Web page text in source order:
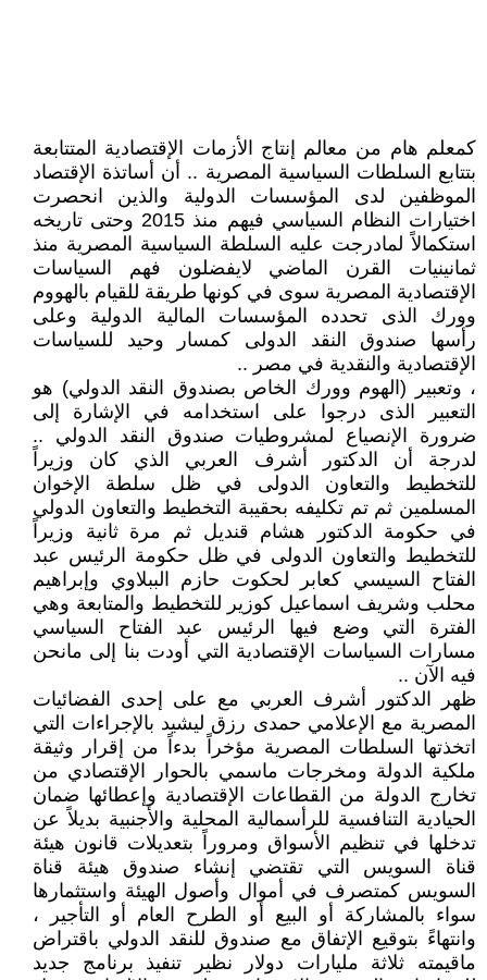
كمعلم هام من معالم إنتاج الأزمات الإقتصادية المتتابعة
بتتابع السلطات السياسية المصرية .. أن أساتذة الإقتصاد
الموظفين لدى المؤسسات الدولية والذين انحصرت
اختيارات النظام السياسي فيهم منذ 2015 وحتى تاريخه
استكمالاً لمادرجت عليه السلطة السياسية المصرية منذ
ثمانينيات القرن الماضي لايفضلون فهم السياسات
الإقتصادية المصرية سوى في كونها طريقة للقيام بالهووم
وورك الذى تحدده المؤسسات المالية الدولية وعلى
رأسها صندوق النقد الدولى كمسار وحيد للسياسات
الإقتصادية والنقدية في مصر ..
، وتعبير (الهوم وورك الخاص بصندوق النقد الدولي) هو
التعبير الذى درجوا على استخدامه في الإشارة إلى
ضرورة الإنصياع لمشروطيات صندوق النقد الدولي ..
لدرجة أن الدكتور أشرف العربي الذي كان وزيراً
للتخطيط والتعاون الدولى في ظل سلطة الإخوان
المسلمين ثم تم تكليفه بحقيبة التخطيط والتعاون الدولي
في حكومة الدكتور هشام قنديل ثم مرة ثانية وزيراً
للتخطيط والتعاون الدولى في ظل حكومة الرئيس عبد
الفتاح السيسي كعابر لحكوت حازم الببلاوي وإبراهيم
محلب وشريف اسماعيل كوزير للتخطيط والمتابعة وهي
الفترة التي وضع فيها الرئيس عبد الفتاح السياسي
مسارات السياسات الإقتصادية التي أودت بنا إلى مانحن
فيه الآن ..
ظهر الدكتور أشرف العربي مع على إحدى الفضائيات
المصرية مع الإعلامي حمدى رزق ليشيد بالإجراءات التي
اتخذتها السلطات المصرية مؤخراً بدءاً من إقرار وثيقة
ملكية الدولة ومخرجات ماسمي بالحوار الإقتصادي من
تخارج الدولة من القطاعات الإقتصادية وإعطائها ضمان
الحيادية التنافسية للرأسمالية المحلية والأجنبية بديلاً عن
تدخلها في تنظيم الأسواق ومروراً بتعديلات قانون هيئة
قناة السويس التي تقتضي إنشاء صندوق هيئة قناة
السويس كمتصرف في أموال وأصول الهيئة واستثمارها
سواء بالمشاركة أو البيع أو الطرح العام أو التأجير ،
وانتهاءً بتوقيع الإتفاق مع صندوق للنقد الدولي باقتراض
ماقيمته ثلاثة مليارات دولار نظير تنفيذ برنامج جديد